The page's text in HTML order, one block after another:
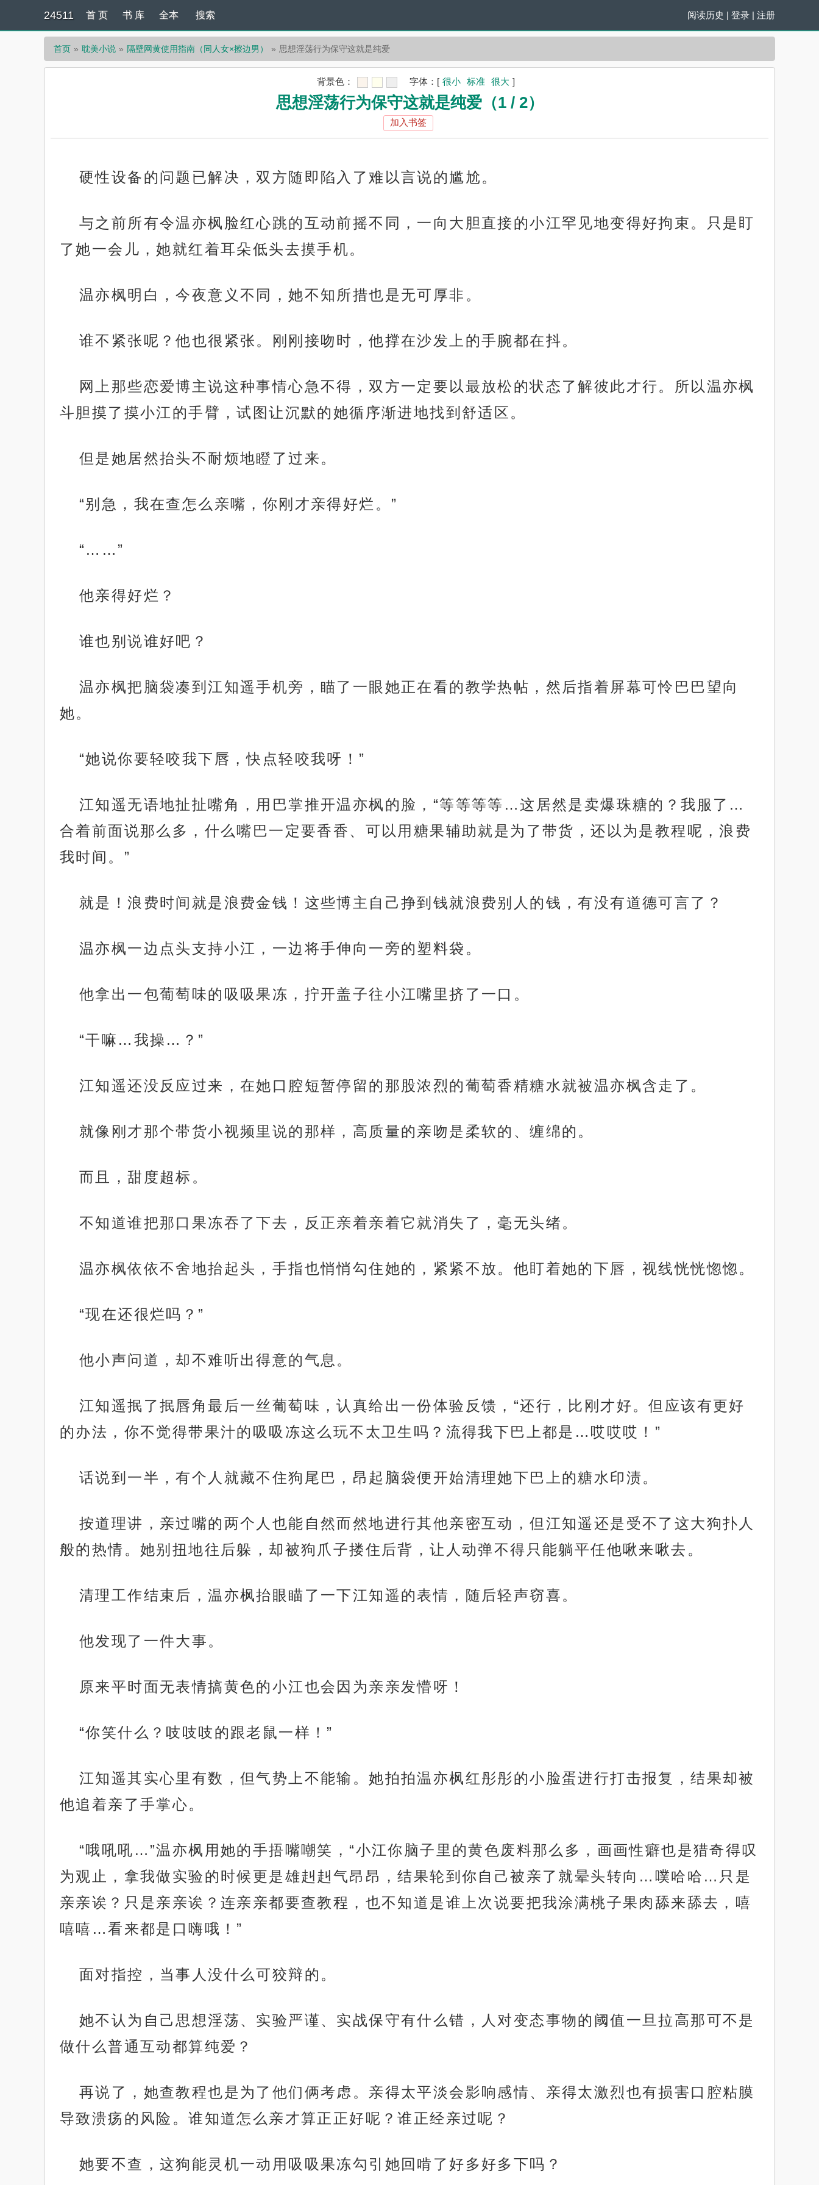
24511 阅读历史 | 登录 | 注册
首 页 书 库 全本 搜索
首页 耽美小说 隔壁网黄使用指南（同人女×擦边男） 思想淫荡行为保守这就是纯爱
背景色： 字体： [ 很小 标准 很大 ]
思想淫荡行为保守这就是纯爱（1 / 2）
加入书签
硬性设备的问题已解决，双方随即陷入了难以言说的尴尬。
与之前所有令温亦枫脸红心跳的互动前摇不同，一向大胆直接的小江罕见地变得好拘束。只是盯
了她一会儿，她就红着耳朵低头去摸手机。
温亦枫明白，今夜意义不同，她不知所措也是无可厚非。
谁不紧张呢？他也很紧张。刚刚接吻时，他撑在沙发上的手腕都在抖。
网上那些恋爱博主说这种事情心急不得，双方一定要以最放松的状态了解彼此才行。所以温亦枫
斗胆摸了摸小江的手臂，试图让沉默的她循序渐进地找到舒适区。
但是她居然抬头不耐烦地瞪了过来。
“别急，我在查怎么亲嘴，你刚才亲得好烂。”
“……”
他亲得好烂？
谁也别说谁好吧？
温亦枫把脑袋凑到江知遥手机旁，瞄了一眼她正在看的教学热帖，然后指着屏幕可怜巴巴望向
她。
“她说你要轻咬我下唇，快点轻咬我呀！”
江知遥无语地扯扯嘴角，用巴掌推开温亦枫的脸，“等等等等…这居然是卖爆珠糖的？我服了…
合着前面说那么多，什么嘴巴一定要香香、可以用糖果辅助就是为了带货，还以为是教程呢，浪费
我时间。”
就是！浪费时间就是浪费金钱！这些博主自己挣到钱就浪费别人的钱，有没有道德可言了？
温亦枫一边点头支持小江，一边将手伸向一旁的塑料袋。
他拿出一包葡萄味的吸吸果冻，拧开盖子往小江嘴里挤了一口。
“干嘛…我操…？”
江知遥还没反应过来，在她口腔短暂停留的那股浓烈的葡萄香精糖水就被温亦枫含走了。
就像刚才那个带货小视频里说的那样，高质量的亲吻是柔软的、缠绵的。
而且，甜度超标。
不知道谁把那口果冻吞了下去，反正亲着亲着它就消失了，毫无头绪。
温亦枫依依不舍地抬起头，手指也悄悄勾住她的，紧紧不放。他盯着她的下唇，视线恍恍惚惚。
“现在还很烂吗？”
他小声问道，却不难听出得意的气息。
江知遥抿了抿唇角最后一丝葡萄味，认真给出一份体验反馈，“还行，比刚才好。但应该有更好
的办法，你不觉得带果汁的吸吸冻这么玩不太卫生吗？流得我下巴上都是…哎哎哎！”
话说到一半，有个人就藏不住狗尾巴，昂起脑袋便开始清理她下巴上的糖水印渍。
按道理讲，亲过嘴的两个人也能自然而然地进行其他亲密互动，但江知遥还是受不了这大狗扑人
般的热情。她别扭地往后躲，却被狗爪子搂住后背，让人动弹不得只能躺平任他啾来啾去。
清理工作结束后，温亦枫抬眼瞄了一下江知遥的表情，随后轻声窃喜。
他发现了一件大事。
原来平时面无表情搞黄色的小江也会因为亲亲发懵呀！
“你笑什么？吱吱吱的跟老鼠一样！”
江知遥其实心里有数，但气势上不能输。她拍拍温亦枫红彤彤的小脸蛋进行打击报复，结果却被
他追着亲了手掌心。
“哦吼吼…”温亦枫用她的手捂嘴嘲笑，“小江你脑子里的黄色废料那么多，画画性癖也是猎奇得叹
为观止，拿我做实验的时候更是雄赳赳气昂昂，结果轮到你自己被亲了就晕头转向…噗哈哈…只是
亲亲诶？只是亲亲诶？连亲亲都要查教程，也不知道是谁上次说要把我涂满桃子果肉舔来舔去，嘻
嘻嘻…看来都是口嗨哦！”
面对指控，当事人没什么可狡辩的。
她不认为自己思想淫荡、实验严谨、实战保守有什么错，人对变态事物的阈值一旦拉高那可不是
做什么普通互动都算纯爱？
再说了，她查教程也是为了他们俩考虑。亲得太平淡会影响感情、亲得太激烈也有损害口腔粘膜
导致溃疡的风险。谁知道怎么亲才算正正好呢？谁正经亲过呢？
她要不查，这狗能灵机一动用吸吸果冻勾引她回啃了好多好多下吗？